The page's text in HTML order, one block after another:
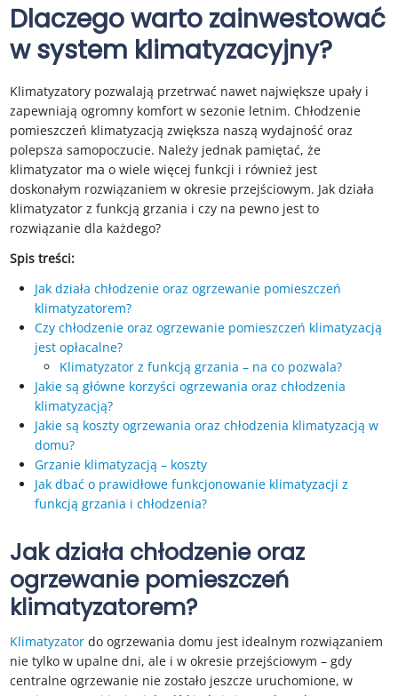
Dlaczego warto zainwestować
w system klimatyzacyjny?
Klimatyzatory pozwalają przetrwać nawet największe upały i
zapewniają ogromny komfort w sezonie letnim. Chłodzenie
pomieszczeń klimatyzacją zwiększa naszą wydajność oraz
polepsza samopoczucie. Należy jednak pamiętać, że
klimatyzator ma o wiele więcej funkcji i również jest
doskonałym rozwiązaniem w okresie przejściowym. Jak działa
klimatyzator z funkcją grzania i czy na pewno jest to
rozwiązanie dla każdego?
Spis treści:
Jak działa chłodzenie oraz ogrzewanie pomieszczeń
klimatyzatorem?
Czy chłodzenie oraz ogrzewanie pomieszczeń klimatyzacją
jest opłacalne?
Klimatyzator z funkcją grzania – na co pozwala?
Jakie są główne korzyści ogrzewania oraz chłodzenia
klimatyzacją?
Jakie są koszty ogrzewania oraz chłodzenia klimatyzacją w
domu?
Grzanie klimatyzacją – koszty
Jak dbać o prawidłowe funkcjonowanie klimatyzacji z
funkcją grzania i chłodzenia?
Jak działa chłodzenie oraz
ogrzewanie pomieszczeń
klimatyzatorem?
Klimatyzatordo ogrzewania domu jest idealnym rozwiązaniem
nie tylko w upalne dni, ale i w okresie przejściowym – gdy
centralne ogrzewanie nie zostało jeszcze uruchomione, w